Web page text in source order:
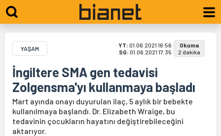
YAŞAM YT: 01.06.2021 16:56
SG: 01.06.2021 17:35
Okuma
2 dakika
İngiltere SMA gen tedavisi
Zolgensma'yı kullanmaya başladı
Mart ayında onayı duyurulan ilaç, 5 aylık bir bebekte
kullanılmaya başlandı. Dr. Elizabeth Wraige, bu
tedavinin çocukların hayatını değiştirebileceğini
aktarıyor.